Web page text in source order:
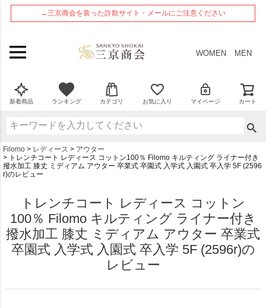
→三京商会を装った詐欺サイト・メールにご注意ください
WOMEN MEN
新着商品 ランキング カテゴリ お気に入り マイページ カート
Filomo レディース
アウター
トレンチコート レディース コットン100％ Filomo キルティング ライナー付き
撥水加工 膝丈 ミディアム アウター 卒業式 卒園式 入学式 入園式 卒入学 5F (2596
r)のレビュー
トレンチコート レディース コットン
100％ Filomo キルティング ライナー付き
撥水加工 膝丈 ミディアム アウター 卒業式
卒園式 入学式 入園式 卒入学 5F (2596r)の
レビュー
ペー